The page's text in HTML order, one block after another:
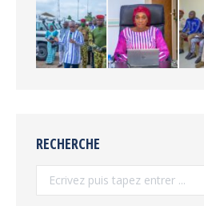
RECHERCHE
Recherche